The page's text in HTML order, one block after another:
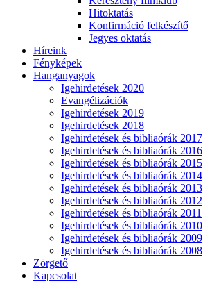
Hitoktatás
Konfirmáció felkészítő
Jegyes oktatás
Híreink
Fényképek
Hanganyagok
Igehirdetések 2020
Evangélizációk
Igehirdetések 2019
Igehirdetések 2018
Igehirdetések és bibliaórák 2017
Igehirdetések és bibliaórák 2016
Igehirdetések és bibliaórák 2015
Igehirdetések és bibliaórák 2014
Igehirdetések és bibliaórák 2013
Igehirdetések és bibliaórák 2012
Igehirdetések és bibliaórák 2011
Igehirdetések és bibliaórák 2010
Igehirdetések és bibliaórák 2009
Igehirdetések és bibliaórák 2008
Zörgető
Kapcsolat